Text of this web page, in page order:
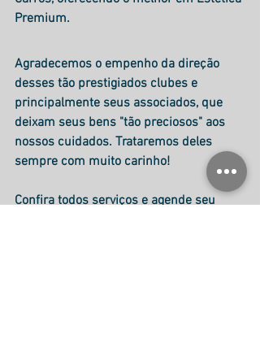
Premium.
Agradecemos o empenho da direção
desses tão prestigiados clubes e
principalmente seus associados, que
deixam seus bens "tão preciosos" aos
nossos cuidados. Trataremos deles
sempre com muito carinho!
Confira todos serviços e agende seu